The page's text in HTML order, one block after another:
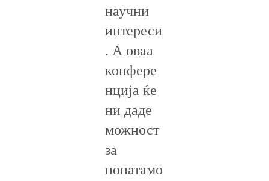
научни
интереси
. А оваа
конфере
нција ќе
ни даде
можност
за
понатамо